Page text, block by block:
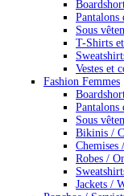
Pantalons
Sous
T-Shirts
Vestes et
Fashion Femmes
Pantalons
Sous
Bikinis /
Chemises
Robes /
Jackets /